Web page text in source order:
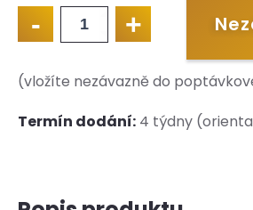
-
LAYER
+
(vložíte nezávazně do
Termín dodání: 4 týdny